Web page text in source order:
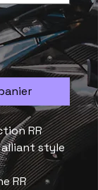
RR
alliant style
RR